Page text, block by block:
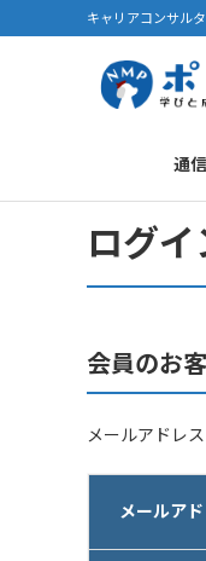
キャリアコンサル
通
ログイ
会員のお
メールアドレ
メールアド